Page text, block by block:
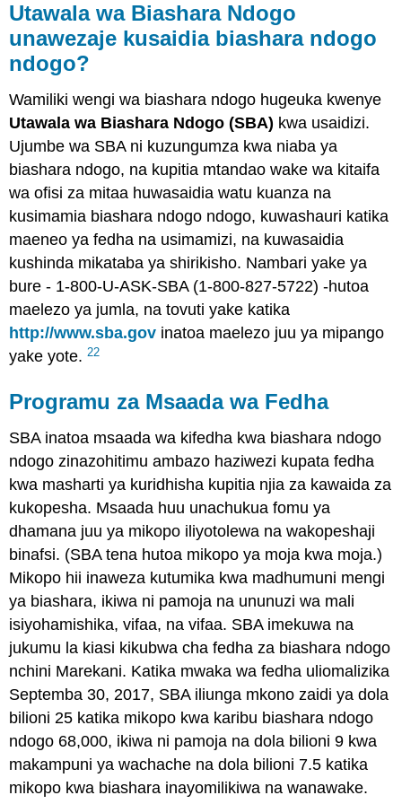
Utawala wa Biashara Ndogo
unawezaje kusaidia biashara ndogo
ndogo?
Wamiliki wengi wa biashara ndogo hugeuka kwenye
Utawala wa Biashara Ndogo (SBA) kwa usaidizi.
Ujumbe wa SBA ni kuzungumza kwa niaba ya
biashara ndogo, na kupitia mtandao wake wa kitaifa
wa ofisi za mitaa huwasaidia watu kuanza na
kusimamia biashara ndogo ndogo, kuwashauri katika
maeneo ya fedha na usimamizi, na kuwasaidia
kushinda mikataba ya shirikisho. Nambari yake ya
bure - 1-800-U-ASK-SBA (1-800-827-5722) -hutoa
maelezo ya jumla, na tovuti yake katika
http://www.sba.gov inatoa maelezo juu ya mipango
yake yote.22
Programu za Msaada wa Fedha
SBA inatoa msaada wa kifedha kwa biashara ndogo
ndogo zinazohitimu ambazo haziwezi kupata fedha
kwa masharti ya kuridhisha kupitia njia za kawaida za
kukopesha. Msaada huu unachukua fomu ya
dhamana juu ya mikopo iliyotolewa na wakopeshaji
binafsi. (SBA tena hutoa mikopo ya moja kwa moja.)
Mikopo hii inaweza kutumika kwa madhumuni mengi
ya biashara, ikiwa ni pamoja na ununuzi wa mali
isiyohamishika, vifaa, na vifaa. SBA imekuwa na
jukumu la kiasi kikubwa cha fedha za biashara ndogo
nchini Marekani. Katika mwaka wa fedha uliomalizika
Septemba 30, 2017, SBA iliunga mkono zaidi ya dola
bilioni 25 katika mikopo kwa karibu biashara ndogo
ndogo 68,000, ikiwa ni pamoja na dola bilioni 9 kwa
makampuni ya wachache na dola bilioni 7.5 katika
mikopo kwa biashara inayomilikiwa na wanawake.